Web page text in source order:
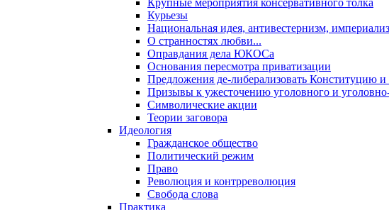
Крупные мероприятия консервативного толка
Курьезы
Национальная идея, антивестернизм,
О странностях любви...
Оправдания дела ЮКОСа
Основания пересмотра приватизации
Предложения де-либерализовать Конституцию
Призывы к ужесточению уголовного и уголовно-
Символические акции
Теории заговора
Идеология
Гражданское общество
Политический режим
Право
Революция и контрреволюция
Свобода слова
Практика